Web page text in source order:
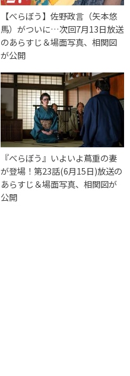
【べらぼう】佐野政言（矢本悠
馬）がついに…次回7月13日放送
のあらすじ＆場面写真、相関図
が公開
『べらぼう』いよいよ蔦重の妻
が登場！第23話(6月15日)放送の
あらすじ＆場面写真、相関図が
公開